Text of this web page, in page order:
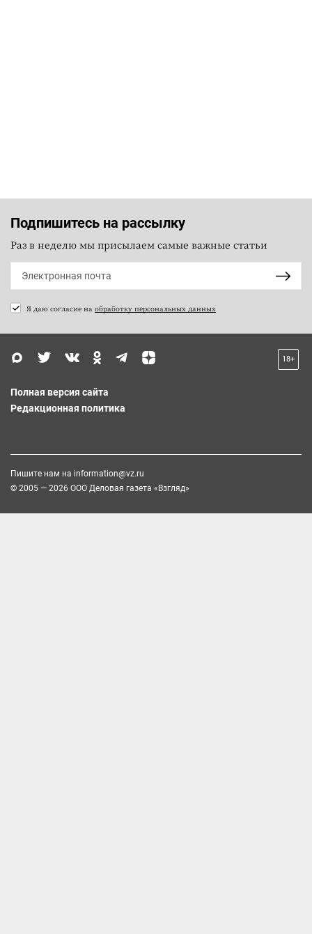
Подпишитесь на рассылку
Раз в неделю мы присылаем самые важные статьи
Я даю согласие на обработку персональных данных
18+
Полная версия сайта
Редакционная политика
Пишите нам на information@vz.ru
© 2005 — 2026 ООО Деловая газета «Взгляд»